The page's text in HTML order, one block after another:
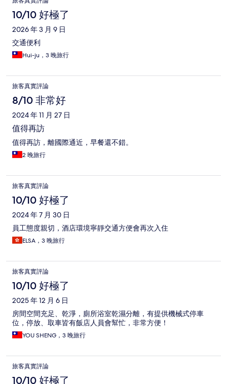
10/10 好極了
2026 年 3 月 9 日
交通便利
Hui-ju，3 晚旅行
旅客真實評論
8/10 非常好
2024 年 11 月 27 日
值得再訪
值得再訪，離國際通近，早餐還不錯。
2 晚旅行
旅客真實評論
10/10 好極了
2024 年 7 月 30 日
員工態度親切，酒店環境寧靜交通方便會再次入住
ELSA，3 晚旅行
旅客真實評論
10/10 好極了
2025 年 12 月 6 日
房間空間充足、乾淨，廁所浴室乾濕分離，有提供機械式停車
位，停放、取車皆有飯店人員會幫忙，非常方便！
YOU SHENG，3 晚旅行
旅客真實評論
10/10 好極了